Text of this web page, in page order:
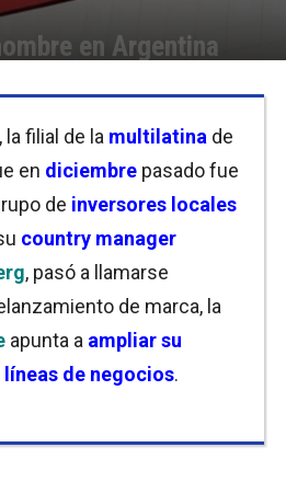
en Argentina
, la filial de la multilatina de
en diciembre pasado fue
de inversores locales
country manager
, pasó a llamarse
de marca, la
apunta a ampliar su
de negocios.